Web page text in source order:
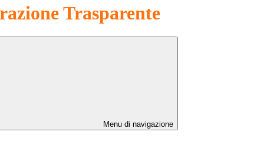
Trasparente
Menu di navigazione